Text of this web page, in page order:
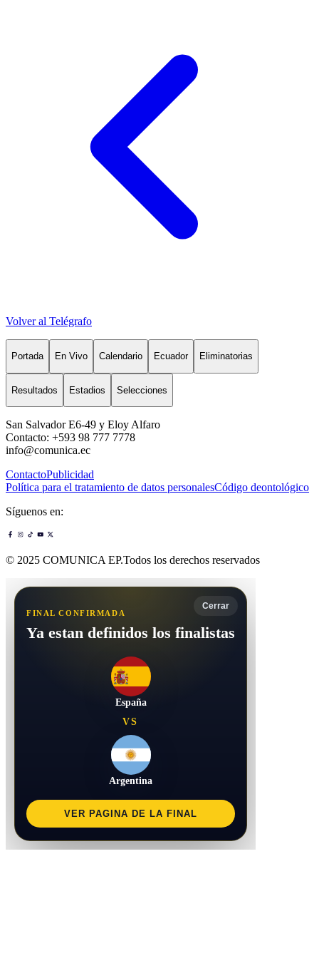
Volver al Telégrafo
Portada En Vivo Calendario Ecuador Eliminatorias
Resultados Estadios Selecciones
San Salvador E6-49 y Eloy Alfaro
Contacto: +593 98 777 7778
info@comunica.ec
ContactoPublicidad
Política para el tratamiento de datos personalesCódigo deontológico
Síguenos en:
© 2025 COMUNICA EP.Todos los derechos reservados
Cerrar
FINAL CONFIRMADA
Ya estan definidos los finalistas
España
VS
Argentina
VER PAGINA DE LA FINAL